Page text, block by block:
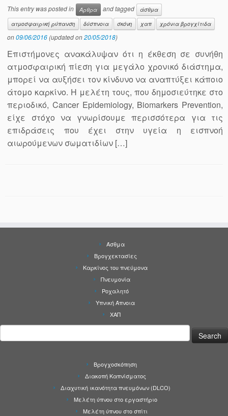
This entry was posted in Άρθρα and tagged
άσθμα
ατμοσφαιρική ρύπανση
δύσπνοια σκόνη χαπ χρόνια βρογχίτιδα
on09/06/2016(updated on20/05/2018)
Επιστήμονες ανακάλυψαν ότι η έκθεση σε συνήθη
ατμοσφαιρική πίεση για μεγάλο χρονικό διάστημα,
μπορεί να αυξήσει τον κίνδυνο να αναπτύξει κάποιο
άτομο καρκίνο. Η μελέτη τους, που δημοσιεύτηκε στο
περιοδικό, Cancer Epidemiology, Biomarkers Prevention,
είχε στόχο να γνωρίσουμε περισσότερα για τις
επιδράσεις που έχει στην υγεία η εισπνοή
αιωρούμενων σωματιδίων […]
Άσθμα
Βρογχεκτασίες
Καρκίνος του πνεύμονα
Πνευμονία
Ροχαλητό
Υπνική Άπνοια
ΧΑΠ
Search
for:
Βρογχοσκόπηση
Διακοπή Καπνίσματος
Διαχυτική ικανότητα πνευμόνων (DLCO)
Μελέτη ύπνου στο εργαστήριο
Μελέτη ύπνου στο σπίτι